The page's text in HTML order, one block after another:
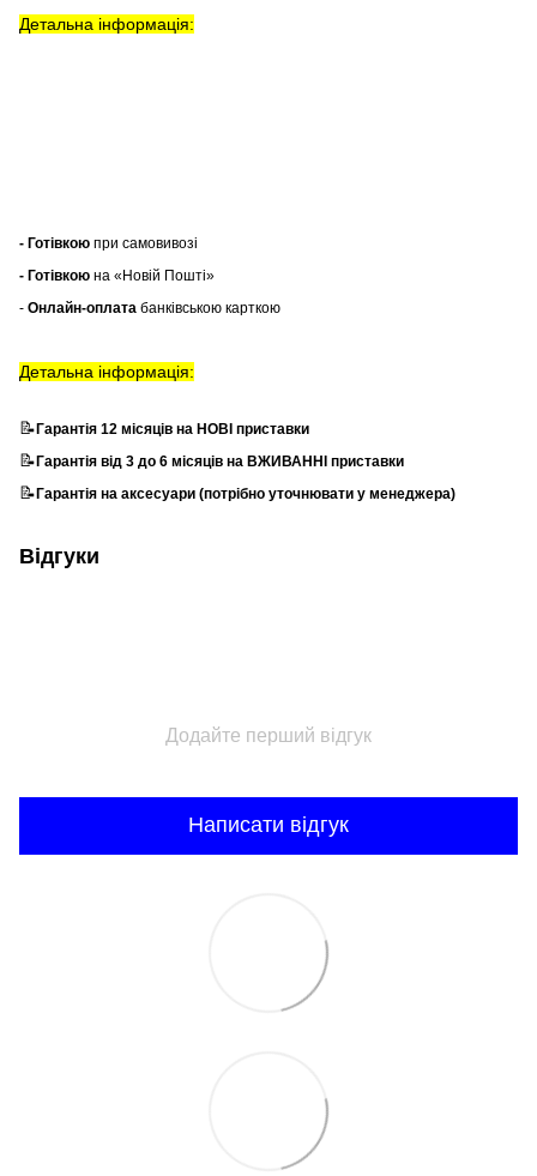
Детальна інформація:
- Готівкою при самовивозі
- Готівкою на «Новій Пошті»
- Онлайн-оплата банківською карткою
Детальна інформація:
📝Гарантія 12 місяців на НОВІ приставки
📝Гарантія від 3 до 6 місяців на ВЖИВАННІ приставки
📝Гарантія на аксесуари (потрібно уточнювати у менеджера)
Відгуки
Додайте перший відгук
Написати відгук